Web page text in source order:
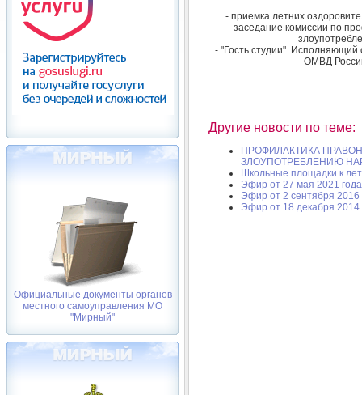
Официальные документы органов
местного самоуправления МО
"Мирный"
- приемка летних
- заседание комиссии по
- "Гость студии". Исполняющий
ОМВД
Другие новости по теме:
ПРОФИЛАКТИКА
ЗЛОУПОТРЕБЛЕНИЮ
Школьные площадки к
Эфир от 27 мая 2021 года
Эфир от 2 сентября 2016
Эфир от 18 декабря 2014